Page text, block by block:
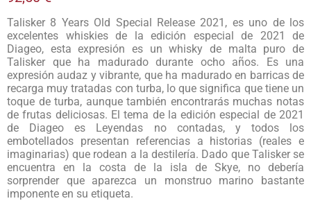
Talisker 8 Years Old Special Release 2021, es uno de los
excelentes whiskies de la edición especial de 2021 de
Diageo, esta expresión es un whisky de malta puro de
Talisker que ha madurado durante ocho años. Es una
expresión audaz y vibrante, que ha madurado en barricas de
recarga muy tratadas con turba, lo que significa que tiene un
toque de turba, aunque también encontrarás muchas notas
de frutas deliciosas. El tema de la edición especial de 2021
de Diageo es Leyendas no contadas, y todos los
embotellados presentan referencias a historias (reales e
imaginarias) que rodean a la destilería. Dado que Talisker se
encuentra en la costa de la isla de Skye, no debería
sorprender que aparezca un monstruo marino bastante
imponente en su etiqueta.